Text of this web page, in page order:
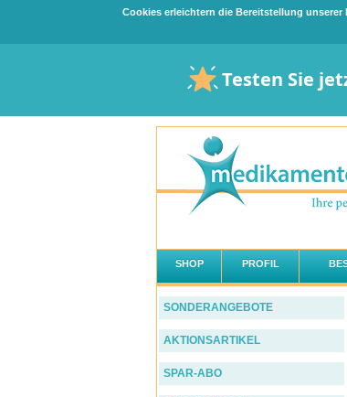
Cookies erleichtern die Bereitstellung
Testen Sie
SHOP PROFIL
SONDERANGEBOTE
AKTIONSARTIKEL
SPAR-ABO